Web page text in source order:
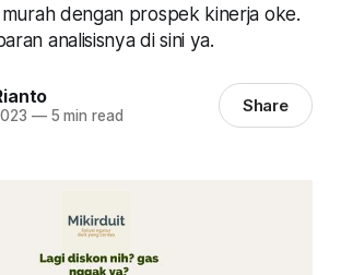
dengan prospek kinerja oke.
analisisnya di sini ya.
—5 min read Share